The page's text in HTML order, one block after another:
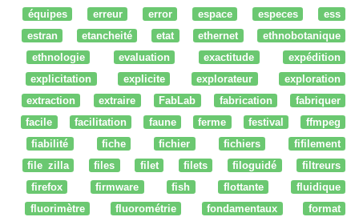
équipes
erreur error espace especes
ess
estran
etancheité etat ethernet
ethnobotanique
ethnologie
evaluation exactitude
expédition
explicitation
explicite explorateur
exploration
extraction
extraire FabLab fabrication
fabriquer
facile
facilitation faune ferme festival
ffmpeg
fiabilité
fiche fichier fichiers
fifilement
file zilla
files filet filets filoguidé
filtreurs
firefox
firmware fish flottante
fluidique
fluorimètre
fluorométrie fondamentaux
format